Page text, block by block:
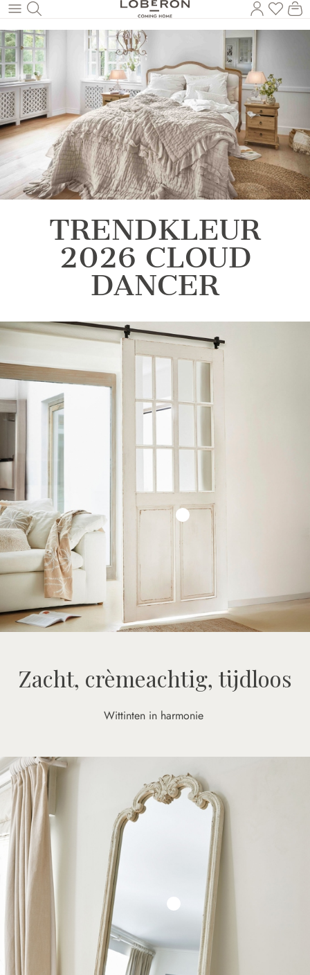
Naar de hoofdinhoud
U
TRENDKLEUR
2026 CLOUD
DANCER
Zacht, crèmeachtig, tijdloos
Wittinten in harmonie